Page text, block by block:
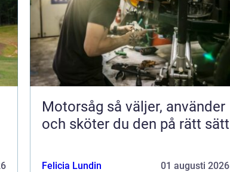
Motorsåg så väljer, använder
och sköter du den på rätt sätt
Felicia Lundin 01 augusti 2026